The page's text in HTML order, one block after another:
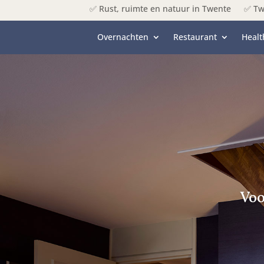
✅ Rust, ruimte en natuur in Twente ✅
Overnachten Restaurant